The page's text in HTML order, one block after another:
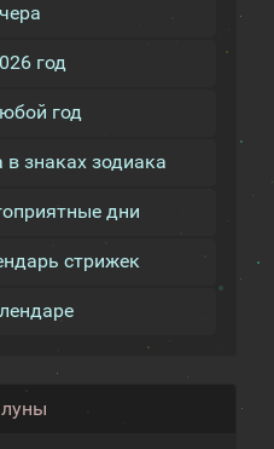
год
год
в знаках зодиака
дни
стрижек